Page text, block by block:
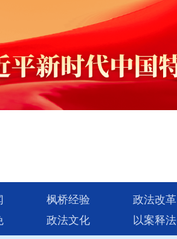
枫桥经验 政法改革
政法文化 以案释法